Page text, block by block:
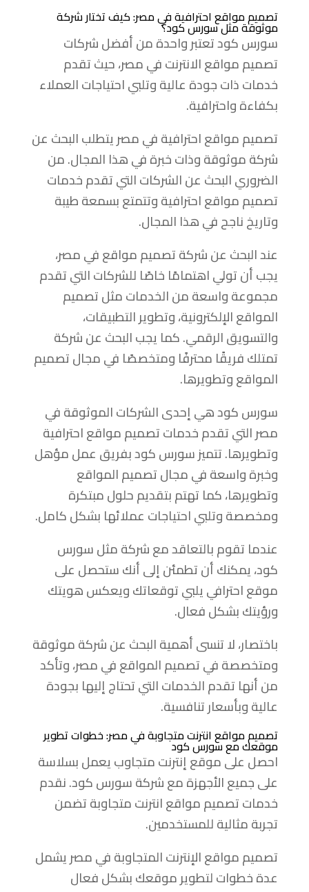
تصميم مواقع احترافية في مصر: كيف تختار شركة
موثوقة مثل سورس كود؟
سورس كود تعتبر واحدة من أفضل شركات
تصميم مواقع الانترنت في مصر، حيث تقدم
خدمات ذات جودة عالية وتلبي احتياجات العملاء
بكفاءة واحترافية.
تصميم مواقع احترافية في مصر يتطلب البحث عن
شركة موثوقة وذات خبرة في هذا المجال. من
الضروري البحث عن الشركات التي تقدم خدمات
تصميم مواقع احترافية وتتمتع بسمعة طيبة
وتاريخ ناجح في هذا المجال.
عند البحث عن شركة تصميم مواقع في مصر،
يجب أن تولي اهتمامًا خاصًا للشركات التي تقدم
مجموعة واسعة من الخدمات مثل تصميم
المواقع الإلكترونية، وتطوير التطبيقات،
والتسويق الرقمي. كما يجب البحث عن شركة
تمتلك فريقًا محترفًا ومتخصصًا في مجال تصميم
المواقع وتطويرها.
سورس كود هي إحدى الشركات الموثوقة في
مصر التي تقدم خدمات تصميم مواقع احترافية
وتطويرها. تتميز سورس كود بفريق عمل مؤهل
وخبرة واسعة في مجال تصميم المواقع
وتطويرها، كما تهتم بتقديم حلول مبتكرة
ومخصصة وتلبي احتياجات عملائها بشكل كامل.
عندما تقوم بالتعاقد مع شركة مثل سورس
كود، يمكنك أن تطمئن إلى أنك ستحصل على
موقع احترافي يلبي توقعاتك ويعكس هويتك
ورؤيتك بشكل فعال.
باختصار، لا تنسى أهمية البحث عن شركة موثوقة
ومتخصصة في تصميم المواقع في مصر، وتأكد
من أنها تقدم الخدمات التي تحتاج إليها بجودة
عالية وبأسعار تنافسية.
تصميم مواقع انترنت متجاوبة في مصر: خطوات تطوير
موقعك مع سورس كود
احصل على موقع إنترنت متجاوب يعمل بسلاسة
على جميع الأجهزة مع شركة سورس كود. نقدم
خدمات تصميم مواقع انترنت متجاوبة تضمن
تجربة مثالية للمستخدمين.
تصميم مواقع الإنترنت المتجاوبة في مصر يشمل
عدة خطوات لتطوير موقعك بشكل فعال